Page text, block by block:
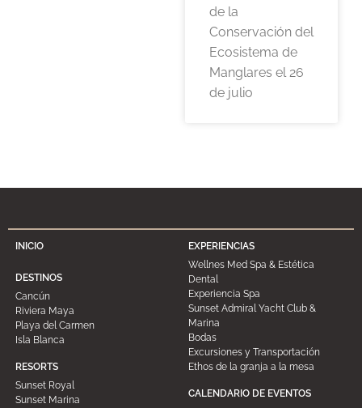
de la
Conservación del
Ecosistema de
Manglares el 26
de julio
INICIO
DESTINOS
Cancún
Riviera Maya
Playa del Carmen
Isla Blanca
RESORTS
Sunset Royal
Sunset Marina
EXPERIENCIAS
Wellnes Med Spa & Estética
Dental
Experiencia Spa
Sunset Admiral Yacht Club &
Marina
Bodas
Excursiones y Transportación
Ethos de la granja a la mesa
CALENDARIO DE EVENTOS